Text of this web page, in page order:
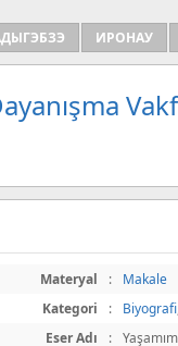
ИРОНАУ
Materyal :
Makale
Kategori
: Biyografi
Eser Adı
: